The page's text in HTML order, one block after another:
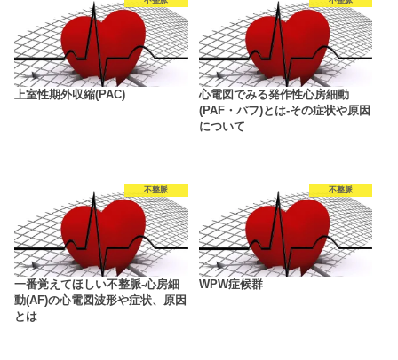
上室性期外収縮(PAC)
心電図でみる発作性心房細動
(PAF・パフ)とは-その症状や原因
について
不整脈
一番覚えてほしい不整脈‐心房細
動(AF)の心電図波形や症状、原因
とは
不整脈
WPW症候群